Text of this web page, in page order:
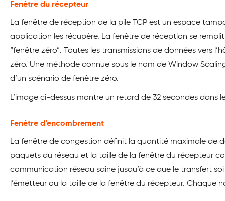
Fenêtre du récepteur
La fenêtre de réception de la pile TCP est un espace
application les récupère. La fenêtre de réception se
“fenêtre zéro”. Toutes les transmissions de données vers
zéro. Une méthode connue sous le nom de Window
d’un scénario de fenêtre zéro.
L’image ci-dessus montre un retard de 32 secondes
Fenêtre d’encombrement
La fenêtre de congestion définit la quantité maximale de
paquets du réseau et la taille de la fenêtre du récepteur
communication réseau saine jusqu’à ce que le transfert
l’émetteur ou la taille de la fenêtre du récepteur.